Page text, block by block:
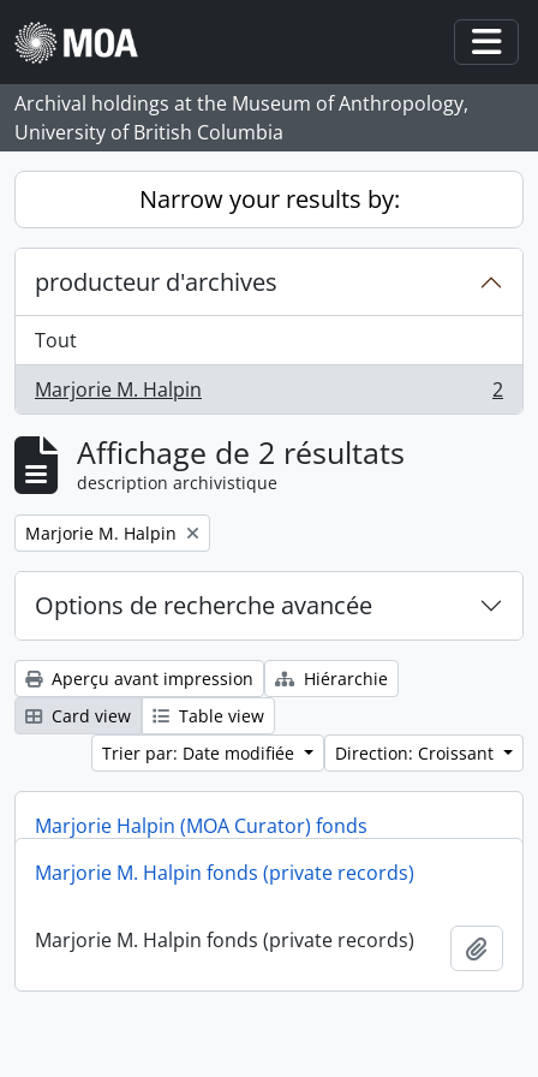
Skip to main content
Archival holdings at the Museum of Anthropology,
University of British Columbia
Narrow your results by:
producteur d'archives
Tout
Marjorie M. Halpin
, 2 résultats 2
Affichage de 2 résultats
description archivistique
Remove filter:
Marjorie M. Halpin
Options de recherche avancée
Aperçu avant impression
Hiérarchie
Card view
Table view
Trier par: Date modifiée
Direction: Croissant
Marjorie Halpin (MOA Curator) fonds
Marjorie Halpin (MOA Curator) fonds
Marjorie M. Halpin fonds (private records)
Marjorie M. Halpin fonds (private records)